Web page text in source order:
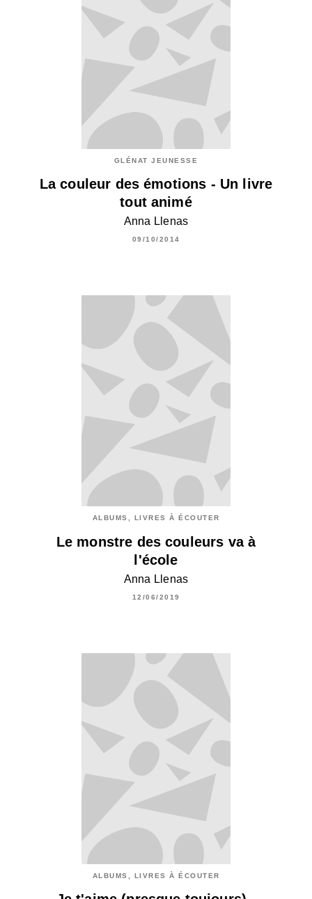
GLÉNAT JEUNESSE
La couleur des émotions - Un livre
tout animé
Anna Llenas
09/10/2014
ALBUMS, LIVRES À ÉCOUTER
Le monstre des couleurs va à
l'école
Anna Llenas
12/06/2019
ALBUMS, LIVRES À ÉCOUTER